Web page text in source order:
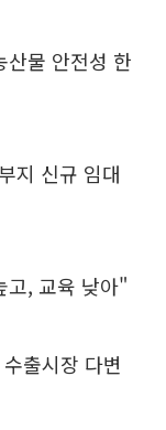
물 안전성 한
지 신규 임대
, 교육 낮아"
출시장 다변